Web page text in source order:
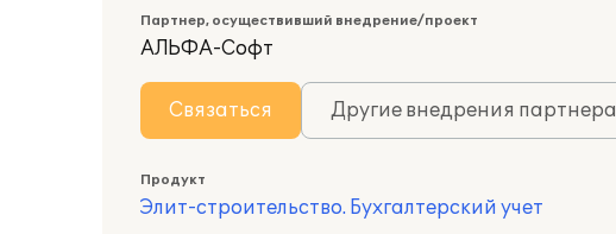
Партнер, осуществивший внедрение/проект
АЛЬФА-Софт
Связаться Другие внедрения партнера
Продукт
Элит-строительство. Бухгалтерский учет